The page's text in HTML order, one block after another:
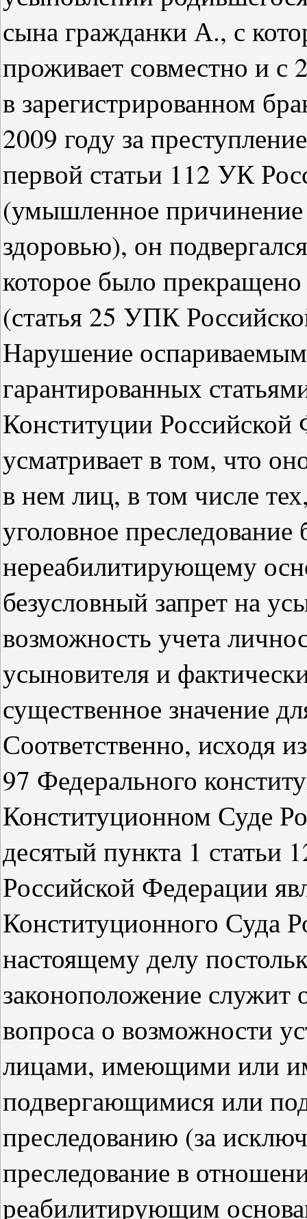
сына гражданки А., с
проживает совместно и с
в зарегистрированном
2009 году за
первой статьи 112 УК
(умышленное причинение
здоровью), он
которое было
(статья 25 УПК
Нарушение
гарантированных
Конституции
усматривает в том, что
в нем лиц, в том числе
уголовное
нереабилитирующему
безусловный запрет на
возможность учета
усыновителя и
существенное значение
Соответственно, исходя
97 Федерального
Конституционном Суде
десятый пункта 1 статьи
Российской Федерации
Конституционного Суда
настоящему делу
законоположение
вопроса о возможности
лицами, имеющими или
подвергающимися или
преследованию (за
преследование в
реабилитирующим